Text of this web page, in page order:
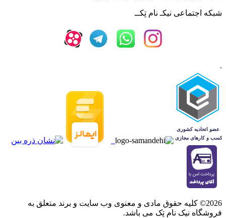
شبکه‌ اجتماعی نیکـ نام تِکــ
.
2026© کلیه حقوق مادی و معنوی وب سایت و برند متعلق به
فروشگاه نیک نام تِک می باشد.